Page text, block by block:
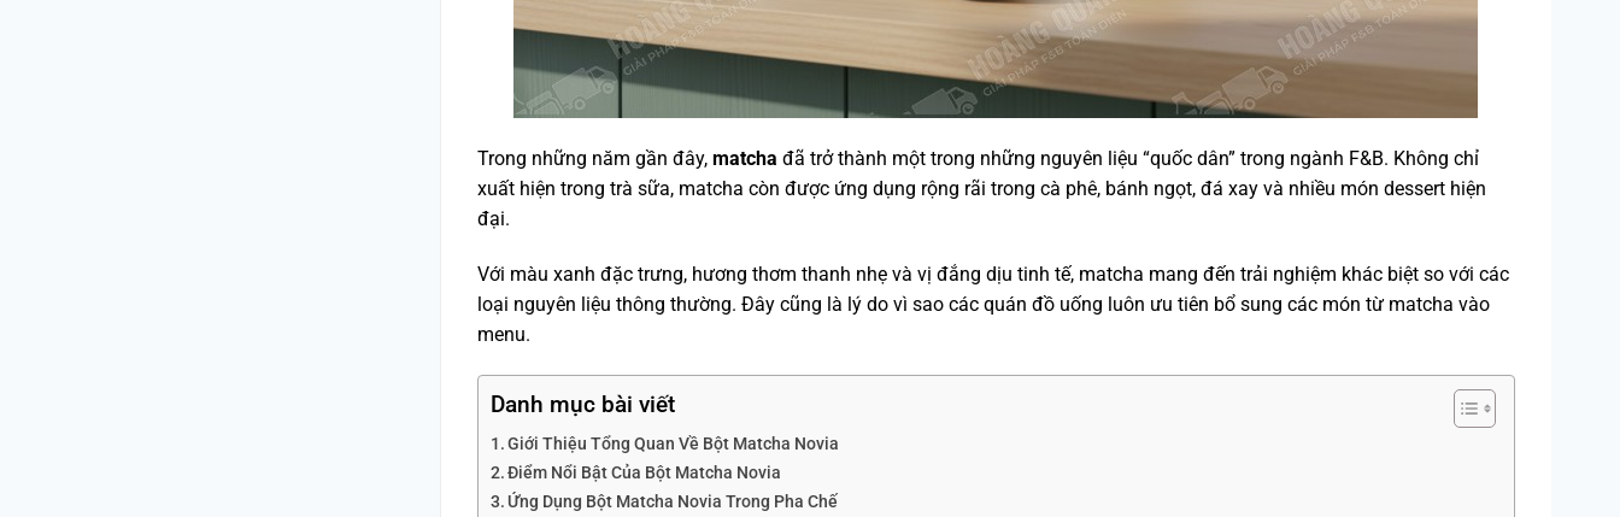
Trong những năm gần đây, matcha đã trở thành một trong những nguyên liệu “quốc dân” trong ngành F&B. Không chỉ
xuất hiện trong trà sữa, matcha còn được ứng dụng rộng rãi trong cà phê, bánh ngọt, đá xay và nhiều món dessert hiện
đại.
Với màu xanh đặc trưng, hương thơm thanh nhẹ và vị đắng dịu tinh tế, matcha mang đến trải nghiệm khác biệt so với các
loại nguyên liệu thông thường. Đây cũng là lý do vì sao các quán đồ uống luôn ưu tiên bổ sung các món từ matcha vào
menu.
Danh mục bài viết
Giới Thiệu Tổng Quan Về Bột Matcha Novia
Điểm Nổi Bật Của Bột Matcha Novia
Ứng Dụng Bột Matcha Novia Trong Pha Chế